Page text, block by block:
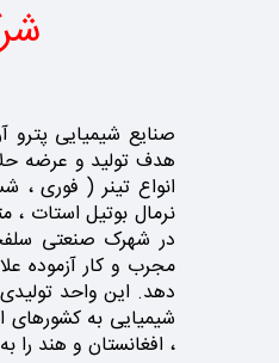
هدف تولید و عرضه
انواع تینر ( فوری ،
نرمال بوتیل استات
در شهرک صنعتی
مجرب و کار آزموده
دهد. این واحد
شیمیایی به کشورهای
، افغانستان و هند